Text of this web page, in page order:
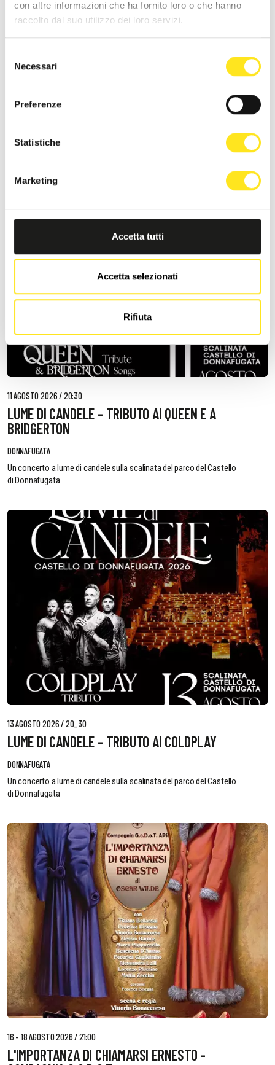
con altre informazioni che ha fornito loro o che hanno
raccolto dal suo utilizzo dei loro servizi.
delNecessari
Preferenze
Statistiche
Marketing
Accetta tutti
Accetta selezionati
Rifiuta
DONNAFUGATA FILM FESTIVAL - XVIII EDIZIONE
11 AGOSTO 2026 / 20:30
LUME DI CANDELE - TRIBUTO AI QUEEN E A
BRIDGERTON
DONNAFUGATA
Un concerto a lume di candele sulla scalinata del parco del Castello
di Donnafugata
13 AGOSTO 2026 / 20_30
LUME DI CANDELE - TRIBUTO AI COLDPLAY
DONNAFUGATA
Un concerto a lume di candele sulla scalinata del parco del Castello
di Donnafugata
16 - 18 AGOSTO 2026 / 21:00
L'IMPORTANZA DI CHIAMARSI ERNESTO -